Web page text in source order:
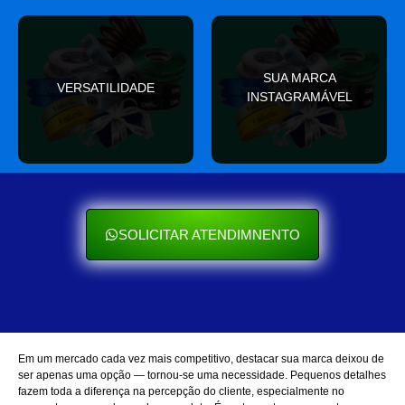
VERSATILIDADE
Se encaixa em qualquer
ocasião e sempre agrega
valor
SUA MARCA
INSTAGRAMÁVEL
Seu cliente ama mostrar
nas redes sociais
SOLICITAR ATENDIMNENTO
Em um mercado cada vez mais competitivo, destacar sua marca deixou de
ser apenas uma opção — tornou-se uma necessidade. Pequenos detalhes
fazem toda a diferença na percepção do cliente, especialmente no